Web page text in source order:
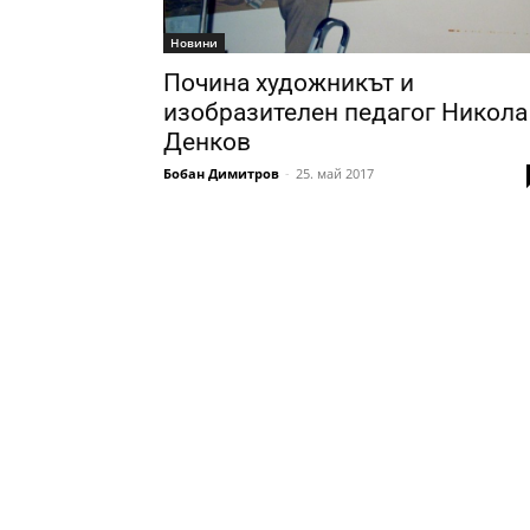
Новини
Почина художникът и
изобразителен педагог Никола
Денков
Бобан Димитров - 25. май 2017